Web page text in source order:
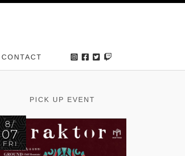
CONTACT
PICK UP EVENT
8/
07
FRI